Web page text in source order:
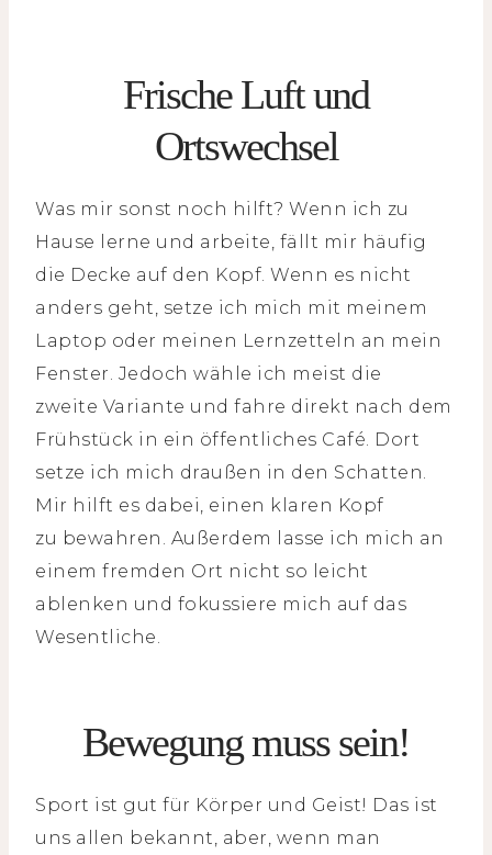
Frische Luft und
Ortswechsel
Was mir sonst noch hilft? Wenn ich zu
Hause lerne und arbeite, fällt mir häufig
die Decke auf den Kopf. Wenn es nicht
anders geht, setze ich mich mit meinem
Laptop oder meinen Lernzetteln an mein
Fenster. Jedoch wähle ich meist die
zweite Variante und fahre direkt nach dem
Frühstück in ein öffentliches Café. Dort
setze ich mich draußen in den Schatten.
Mir hilft es dabei, einen klaren Kopf
zu bewahren. Außerdem lasse ich mich an
einem fremden Ort nicht so leicht
ablenken und fokussiere mich auf das
Wesentliche.
Bewegung muss sein!
Sport ist gut für Körper und Geist! Das ist
uns allen bekannt, aber, wenn man